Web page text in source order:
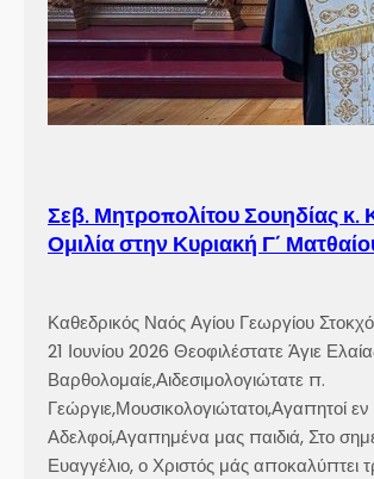
Σεβ. Μητροπολίτου Σουηδίας κ.
Ομιλία στην Κυριακή Γ´
Καθεδρικός Ναός Αγίου Γεωργίου
21 Ιουνίου 2026 Θεοφιλέστατε Άγιε
Βαρθολομαίε,Αιδεσιμολογιώτατε π.
Γεώργιε,Μουσικολογιώτατοι,Αγαπητοί
Αδελφοί,Αγαπημένα μας παιδιά, Στο
Ευαγγέλιο, ο Χριστός μάς αποκαλύπτει